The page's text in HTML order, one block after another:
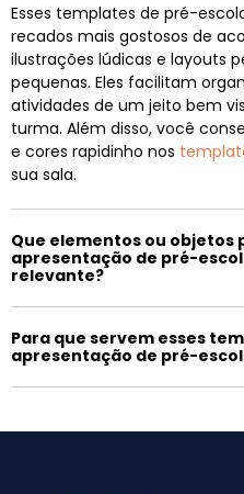
Esses templates de pré-
recados mais gostosos de
ilustrações lúdicas e layouts
pequenas. Eles facilitam
atividades de um jeito bem
turma. Além disso, você
e cores rapidinho nos
sua sala.
Que elementos ou objetos
apresentação de pré-
relevante?
Para que servem esses
apresentação de pré-